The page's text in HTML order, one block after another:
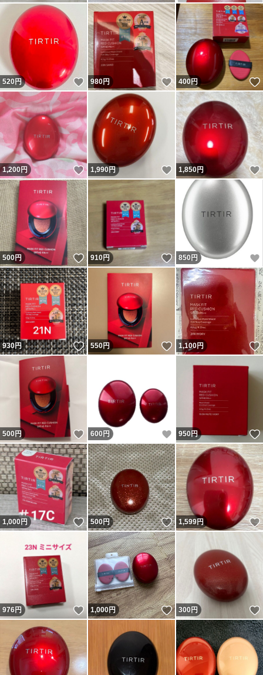
520円 いいね！
980円 いいね！
400円
1,200円 いいね！
1,990円 いいね！
1,850円
500円 いいね！
910円 いいね！
850 円
930円 いいね！
550円 いいね！
1,100円
500円 いいね！
600 円 いいね！
950円
1,000 円 いいね！
500円 いいね！
1,599円
976円 いいね！
1,000円 いいね！
300円